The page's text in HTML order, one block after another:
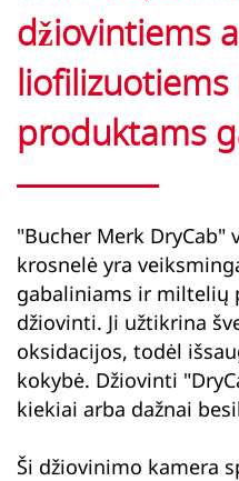
džiovintiems
produktams
"Bucher Merk
krosnelė yra
gabaliniams ir miltelių
džiovinti. Ji užtikrina
oksidacijos, todėl
kokybė. Džiovinti
kiekiai arba dažnai
Ši džiovinimo kamera